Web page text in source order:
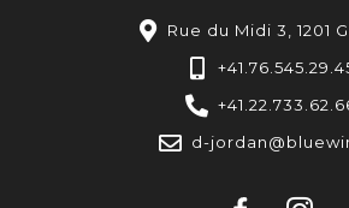
Rue du Midi 3, 1201
d-